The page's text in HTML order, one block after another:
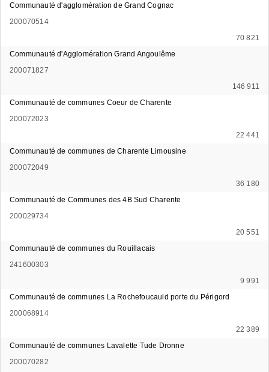
Communauté d'agglomération de Grand Cognac
200070514
70 821
Communauté d'Agglomération Grand Angoulême
200071827
146 911
Communauté de communes Coeur de Charente
200072023
22 441
Communauté de communes de Charente Limousine
200072049
36 180
Communauté de Communes des 4B Sud Charente
200029734
20 551
Communauté de communes du Rouillacais
241600303
9 991
Communauté de communes La Rochefoucauld porte du Périgord
200068914
22 389
Communauté de communes Lavalette Tude Dronne
200070282